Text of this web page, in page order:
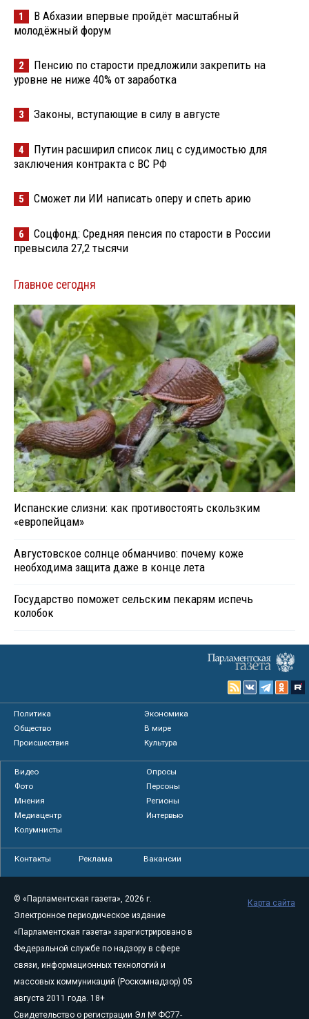
1
В Абхазии впервые пройдёт масштабный
молодёжный форум
2
Пенсию по старости предложили закрепить на
уровне не ниже 40% от заработка
3 Законы, вступающие в силу в августе
4
Путин расширил список лиц с судимостью для
заключения контракта с ВС РФ
5 Сможет ли ИИ написать оперу и спеть арию
6
Соцфонд: Средняя пенсия по старости в России
превысила 27,2 тысячи
Главное сегодня
Испанские слизни: как противостоять скользким
«европейцам»
Августовское солнце обманчиво: почему коже
необходима защита даже в конце лета
Государство поможет сельским пекарям испечь
колобок
Политика
Экономика
Общество
В мире
Происшествия
Культура
Видео
Опросы
Фото
Персоны
Мнения
Регионы
Медиацентр
Интервью
Колумнисты
Контакты Реклама Вакансии
© «Парламентская газета», 2026 г.
Электронное периодическое издание
«Парламентская газета» зарегистрировано в
Федеральной службе по надзору в сфере
связи, информационных технологий и
массовых коммуникаций (Роскомнадзор) 05
августа 2011 года. 18+
Свидетельство о регистрации Эл № ФС77-
Карта сайта